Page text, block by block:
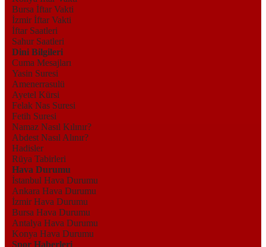
Bursa İftar Vakti
İzmir İftar Vakti
İftar Saatleri
Sahur Saatleri
Dini Bilgileri
Cuma Mesajları
Yasin Suresi
Amenerrasulü
Ayetel Kürsi
Felak Nas Suresi
Fetih Suresi
Namaz Nasıl Kılınır?
Abdest Nasıl Alınır?
Hadisler
Rüya Tabirleri
Hava Durumu
İstanbul Hava Durumu
Ankara Hava Durumu
İzmir Hava Durumu
Bursa Hava Durumu
Antalya Hava Durumu
Konya Hava Durumu
Spor Haberleri